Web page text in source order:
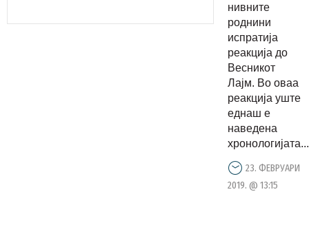
група: Ќе
ги
следиме
Груевски,
Мијалков,
и Али
Ахмети
до крајот
на светот!
нивните
роднини
испратија
реакција до
Весникот
Лајм. Во оваа
реакција уште
еднаш е
наведена
хронологијата...
23. ФЕВРУАРИ
2019. @ 13:15